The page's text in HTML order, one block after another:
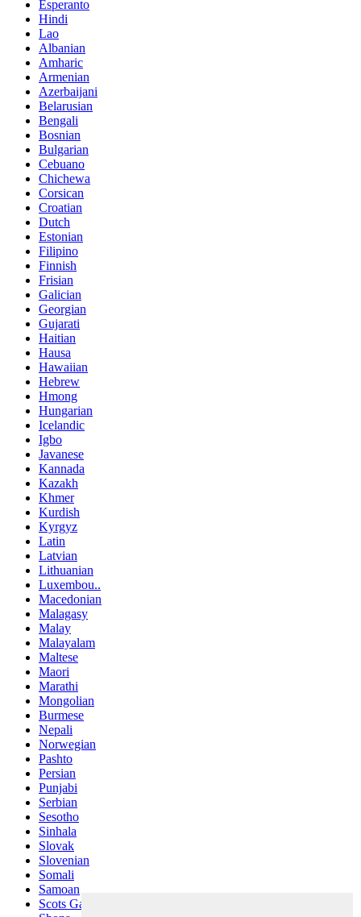
Esperanto
Hindi
Lao
Albanian
Amharic
Armenian
Azerbaijani
Belarusian
Bengali
Bosnian
Bulgarian
Cebuano
Chichewa
Corsican
Croatian
Dutch
Estonian
Filipino
Finnish
Frisian
Galician
Georgian
Gujarati
Haitian
Hausa
Hawaiian
Hebrew
Hmong
Hungarian
Icelandic
Igbo
Javanese
Kannada
Kazakh
Khmer
Kurdish
Kyrgyz
Latin
Latvian
Lithuanian
Luxembou..
Macedonian
Malagasy
Malay
Malayalam
Maltese
Maori
Marathi
Mongolian
Burmese
Nepali
Norwegian
Pashto
Persian
Punjabi
Serbian
Sesotho
Sinhala
Slovak
Slovenian
Somali
Samoan
Scots Gaelic